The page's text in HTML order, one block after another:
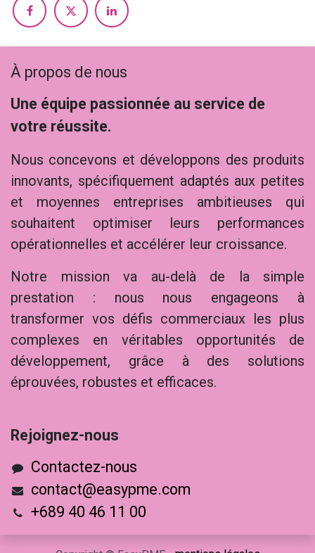
À propos de nous
Une équipe passionnée au service de
votre réussite.
Nous concevons et développons des produits
innovants, spécifiquement adaptés aux petites
et moyennes entreprises ambitieuses qui
souhaitent optimiser leurs performances
opérationnelles et accélérer leur croissance.
Notre mission va au-delà de la simple
prestation : nous nous engageons à
transformer vos défis commerciaux les plus
complexes en véritables opportunités de
développement, grâce à des solutions
éprouvées, robustes et efficaces.
Rejoig​nez-nous
Contactez-nous
contact@easypme.com
+689 40 46 11 00